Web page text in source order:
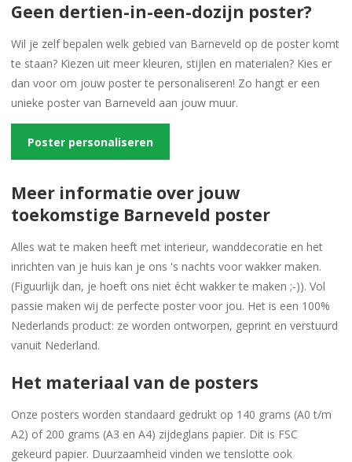
Geen dertien-in-een-dozijn poster?
Wil je zelf bepalen welk gebied van Barneveld op de poster komt
te staan? Kiezen uit meer kleuren, stijlen en materialen? Kies er
dan voor om jouw poster te personaliseren! Zo hangt er een
unieke poster van Barneveld aan jouw muur.
Poster personaliseren
Meer informatie over jouw
toekomstige Barneveld poster
Alles wat te maken heeft met interieur, wanddecoratie en het
inrichten van je huis kan je ons 's nachts voor wakker maken.
(Figuurlijk dan, je hoeft ons niet écht wakker te maken ;-)). Vol
passie maken wij de perfecte poster voor jou. Het is een 100%
Nederlands product: ze worden ontworpen, geprint en verstuurd
vanuit Nederland.
Het materiaal van de posters
Onze posters worden standaard gedrukt op 140 grams (A0 t/m
A2) of 200 grams (A3 en A4) zijdeglans papier. Dit is FSC
gekeurd papier. Duurzaamheid vinden we tenslotte ook